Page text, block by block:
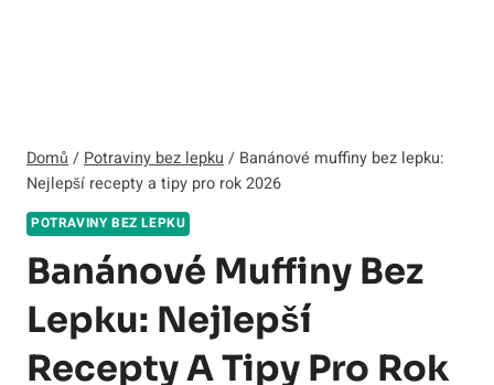
Domů / Potraviny bez lepku / Banánové muffiny bez lepku:
Nejlepší recepty a tipy pro rok 2026
POTRAVINY BEZ LEPKU
Banánové Muffiny Bez
Lepku: Nejlepší
Recepty A Tipy Pro Rok